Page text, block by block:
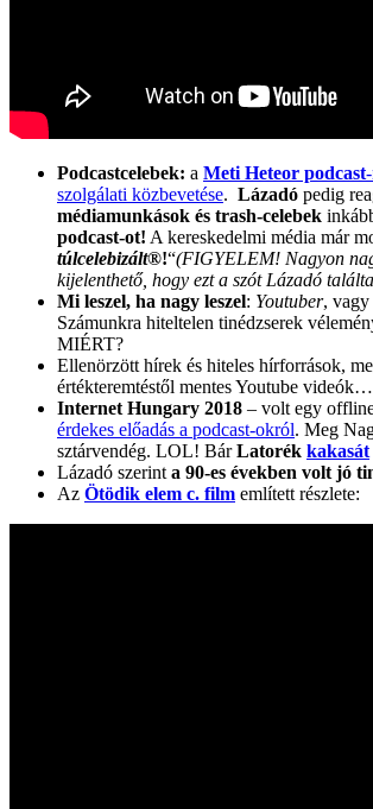
Podcastcelebek: a Meti Heteor podcast
szolgálati közbevetése. Lázadó pedig
médiamunkások és trash-celebek
podcast-ot! A kereskedelmi média már
túlcelebizált®!“(FIGYELEM! Nagyon
kijelenthető, hogy ezt a szót Lázadó
Mi leszel, ha nagy leszel: Youtuber, vagy
Számunkra hiteltelen tinédzserek
MIÉRT?
Ellenörzött hírek és hiteles hírforrások,
értékteremtéstől mentes Youtube videók…
Internet Hungary 2018 – volt egy
érdekes előadás a podcast-okról. Meg
sztárvendég. LOL! BárLatorék kakasát
Lázadó szerint a 90-es években volt jó
Az Ötödik elem c. film említett részlete: